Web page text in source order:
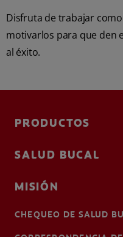
Disfruta de trabajar
motivarlos para que den
al éxito.
PRODUCTOS
SALUD BUCAL
MISIÓN
CHEQUEO DE SALUD